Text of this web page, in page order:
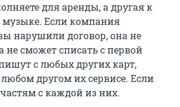
для аренды, а другая к
музыке. Если компания
нарушили договор, она не
не сможет списать с первой
с любых других карт,
другом их сервисе. Если
с каждой из них.